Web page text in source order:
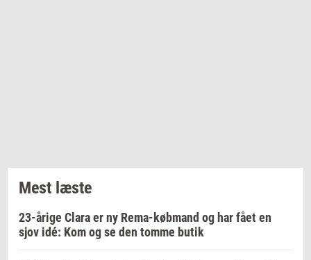
Mest læste
23-årige Clara er ny Rema-købmand og har fået en
sjov idé: Kom og se den tomme butik